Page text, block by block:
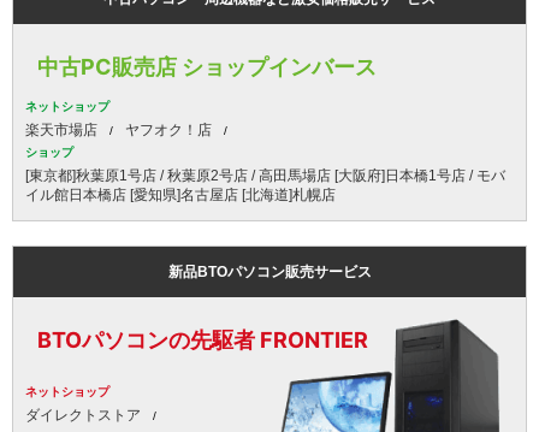
中古PC販売店 ショップインバース
ネットショップ
楽天市場店 ヤフオク！店
ショップ
[東京都]秋葉原1号店 / 秋葉原2号店 / 高田馬場店 [大阪府]日本橋1号店 / モバ
イル館日本橋店 [愛知県]名古屋店 [北海道]札幌店
新品BTOパソコン販売サービス
BTOパソコンの先駆者 FRONTIER
ネットショップ
ダイレクトストア